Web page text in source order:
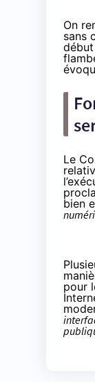
On
sans
Le
bien
pour